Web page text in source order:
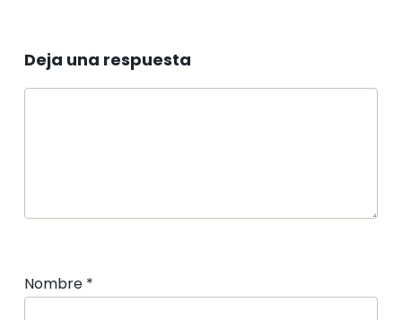
Deja una respuesta
Nombre *